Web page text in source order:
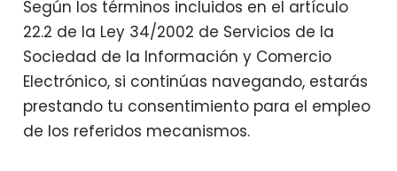
Según los términos incluidos en el artículo
22.2 de la Ley 34/2002 de Servicios de la
Sociedad de la Información y Comercio
Electrónico, si continúas navegando, estarás
prestando tu consentimiento para el empleo
de los referidos mecanismos.